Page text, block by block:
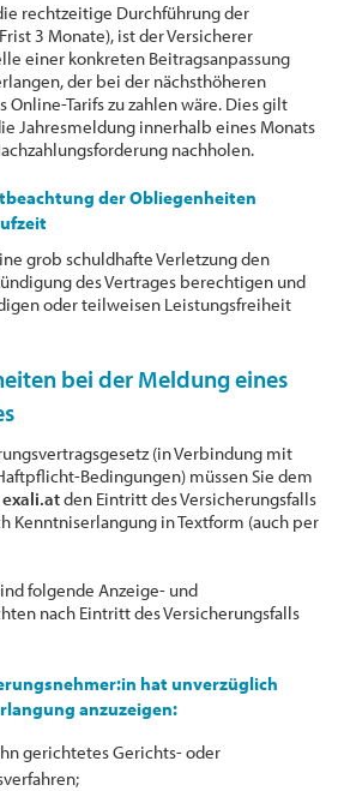
rechtzeitige Durchführung der
3 Monate), ist der Versicherer
einer konkreten Beitragsanpassung
der bei der nächsthöheren
Online-Tarifs zu zahlen wäre. Dies gilt
Jahresmeldung innerhalb eines Monats
nachholen.
der Obliegenheiten
grob schuldhafte Verletzung den
des Vertrages berechtigen und
oder teilweisen Leistungsfreiheit
bei der Meldung eines
(in Verbindung mit
Bedingungen) müssen Sie dem
exali.atden Eintritt des Versicherungsfalls
Kenntniserlangung in Textform (auch per
folgende Anzeige- und
nach Eintritt des Versicherungsfalls
hat unverzüglich
anzuzeigen:
gerichtetes Gerichts- oder